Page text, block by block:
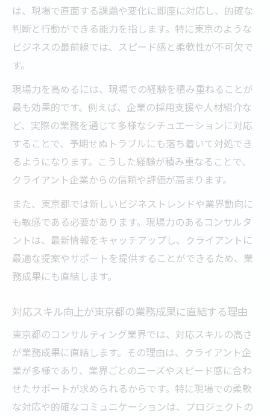
は、現場で直面する課題や変化に即座に対応し、的確な
判断と行動ができる能力を指します。特に東京のような
ビジネスの最前線では、スピード感と柔軟性が不可欠で
す。
現場力を高めるには、現場での経験を積み重ねることが
最も効果的です。例えば、企業の採用支援や人材紹介な
ど、実際の業務を通じて多様なシチュエーションに対応
することで、予期せぬトラブルにも落ち着いて対処でき
るようになります。こうした経験が積み重なることで、
クライアント企業からの信頼や評価が高まります。
また、東京都では新しいビジネストレンドや業界動向に
も敏感である必要があります。現場力のあるコンサルタ
ントは、最新情報をキャッチアップし、クライアントに
最適な提案やサポートを提供することができるため、業
務成果にも直結します。
対応スキル向上が東京都の業務成果に直結する理由
東京都のコンサルティング業界では、対応スキルの高さ
が業務成果に直結します。その理由は、クライアント企
業が多様であり、業界ごとのニーズやスピード感に合わ
せたサポートが求められるからです。特に現場での柔軟
な対応や的確なコミュニケーションは、プロジェクトの